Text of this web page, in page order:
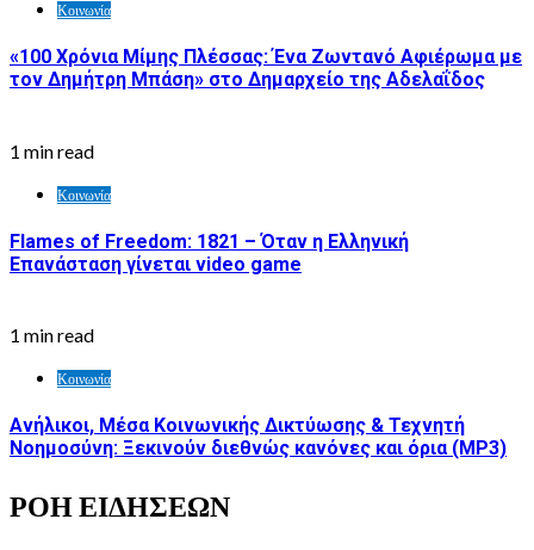
Κοινωνία
«100 Χρόνια Μίμης Πλέσσας: Ένα Ζωντανό Αφιέρωμα με
τον Δημήτρη Μπάση» στο Δημαρχείο της Αδελαΐδος
1 min read
Κοινωνία
Flames of Freedom: 1821 – Όταν η Ελληνική
Επανάσταση γίνεται video game
1 min read
Κοινωνία
Ανήλικοι, Μέσα Κοινωνικής Δικτύωσης & Τεχνητή
Νοημοσύνη: Ξεκινούν διεθνώς κανόνες και όρια (MP3)
ΡΟΗ ΕΙΔΗΣΕΩΝ